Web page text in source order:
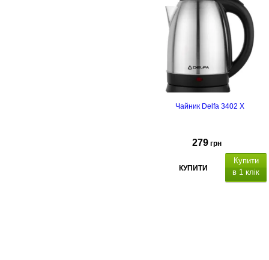
Чайник Delfa 3402 X
279 грн
КУПИТИ
Купити
в 1 клік